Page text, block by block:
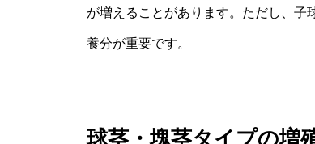
が増えることがあります。ただし、子
養分が重要です。
球茎・塊茎タイプの増